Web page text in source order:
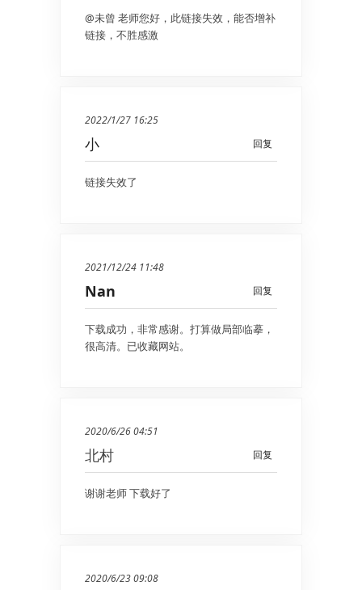
@未曾 老师您好，此链接失效，能否增补
链接，不胜感激
2022/1/27 16:25
回复
小
链接失效了
2021/12/24 11:48
回复
Nan
下载成功，非常感谢。打算做局部临摹，
很高清。已收藏网站。
2020/6/26 04:51
回复
北村
谢谢老师 下载好了
2020/6/23 09:08